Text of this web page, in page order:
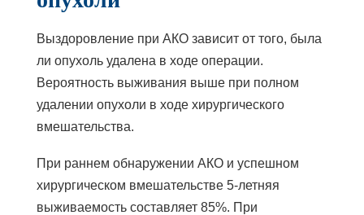
Выздоровление при АКО зависит от того, была
ли опухоль удалена в ходе операции.
Вероятность выживания выше при полном
удалении опухоли в ходе хирургического
вмешательства.
При раннем обнаружении АКО и успешном
хирургическом вмешательстве 5-летняя
выживаемость составляет 85%. При